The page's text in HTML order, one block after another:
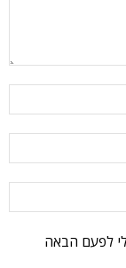
לפעם הבאה